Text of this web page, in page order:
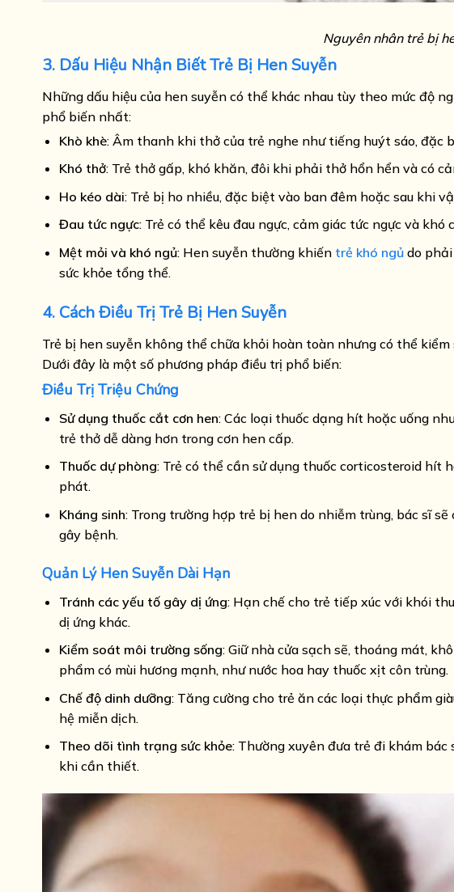
Nguyên nhân trẻ bị
3. Dấu Hiệu Nhận Biết Trẻ Bị Hen Suyễn
Những dấu hiệu của hen suyễn có thể khác nhau tùy theo mức độ
phổ biến nhất:
Khò khè: Âm thanh khi thở của trẻ nghe như tiếng huýt sáo, đặc
Khó thở: Trẻ thở gấp, khó khăn, đôi khi phải thở hổn hển và có
Ho kéo dài: Trẻ bị ho nhiều, đặc biệt vào ban đêm hoặc sau khi
Đau tức ngực: Trẻ có thể kêu đau ngực, cảm giác tức ngực và khó
Mệt mỏi và khó ngủ: Hen suyễn thường khiến trẻ khó ngủdo phải
sức khỏe tổng thể.
4. Cách Điều Trị Trẻ Bị Hen Suyễn
Trẻ bị hen suyễn không thể chữa khỏi hoàn toàn nhưng có thể
Dưới đây là một số phương pháp điều trị phổ biến:
Điều Trị Triệu Chứng
Sử dụng thuốc cắt cơn hen: Các loại thuốc dạng hít hoặc uống
trẻ thở dễ dàng hơn trong cơn hen cấp.
Thuốc dự phòng: Trẻ có thể cần sử dụng thuốc corticosteroid hít
phát.
Kháng sinh: Trong trường hợp trẻ bị hen do nhiễm trùng, bác sĩ
gây bệnh.
Quản Lý Hen Suyễn Dài Hạn
Tránh các yếu tố gây dị ứng: Hạn chế cho trẻ tiếp xúc với khói
dị ứng khác.
Kiểm soát môi trường sống: Giữ nhà cửa sạch sẽ, thoáng mát,
phẩm có mùi hương mạnh, như nước hoa hay thuốc xịt côn trùng.
Chế độ dinh dưỡng: Tăng cường cho trẻ ăn các loại thực phẩm
hệ miễn dịch.
Theo dõi tình trạng sức khỏe: Thường xuyên đưa trẻ đi khám
khi cần thiết.